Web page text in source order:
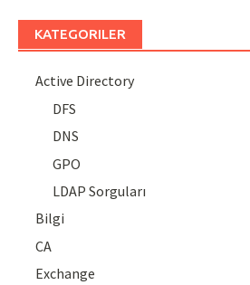
KATEGORILER
Active Directory
DFS
DNS
GPO
LDAP Sorguları
Bilgi
CA
Exchange